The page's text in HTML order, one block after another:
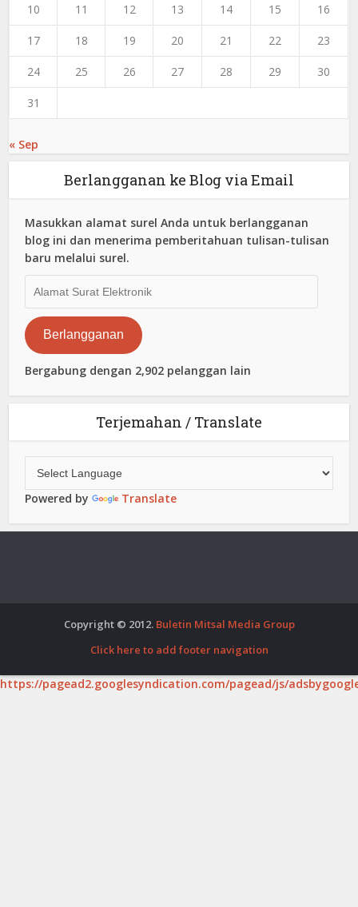
10 11 12 13 14 15 16
17 18 19 20 21 22 23
24 25 26 27 28 29 30
31
« Sep
Berlangganan ke Blog via Email
Masukkan alamat surel Anda untuk berlangganan
blog ini dan menerima pemberitahuan tulisan-tulisan
baru melalui surel.
Surat
Elektronik
Berlangganan
Bergabung dengan 2,902 pelanggan lain
Terjemahan / Translate
Powered by Translate
Copyright © 2012. Buletin Mitsal Media Group
Click here to add footer navigation
https://pagead2.googlesyndication.com/pagead/js/